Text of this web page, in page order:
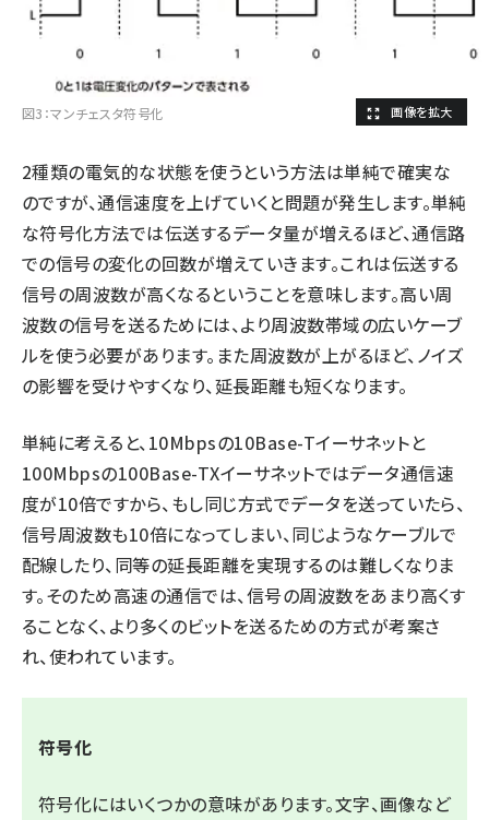
図3：マンチェスタ符号化
2種類の電気的な状態を使うという方法は単純で確実な
のですが、通信速度を上げていくと問題が発生します。単純
な符号化方法では伝送するデータ量が増えるほど、通信路
での信号の変化の回数が増えていきます。これは伝送する
信号の周波数が高くなるということを意味します。高い周
波数の信号を送るためには、より周波数帯域の広いケーブ
ルを使う必要があります。また周波数が上がるほど、ノイズ
の影響を受けやすくなり、延長距離も短くなります。
単純に考えると、10Mbpsの10Base-Tイーサネットと
100Mbpsの100Base-TXイーサネットではデータ通信速
度が10倍ですから、もし同じ方式でデータを送っていたら、
信号周波数も10倍になってしまい、同じようなケーブルで
配線したり、同等の延長距離を実現するのは難しくなりま
す。そのため高速の通信では、信号の周波数をあまり高くす
ることなく、より多くのビットを送るための方式が考案さ
れ、使われています。
符号化
符号化にはいくつかの意味があります。文字、画像など